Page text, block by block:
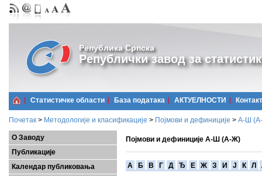
Република Српска
Републички завод за
Статистичке области Базa података АКТУЕЛНОСТИ Контакт
Почетак > Методологије и класификације > Појмови и дефиниције > А-Ш
О Заводу
Публикације
Календар публиковања
Појмови и дефиниције А-Ш (А-Ж)
A Б В Г Д Ђ Е Ж З И Ј К Л